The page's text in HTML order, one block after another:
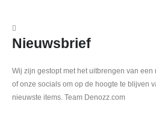
Nieuwsbrief
Wij zijn gestopt met het uitbrengen van
of onze socials om op de hoogte te blijven
nieuwste items. Team Denozz.com